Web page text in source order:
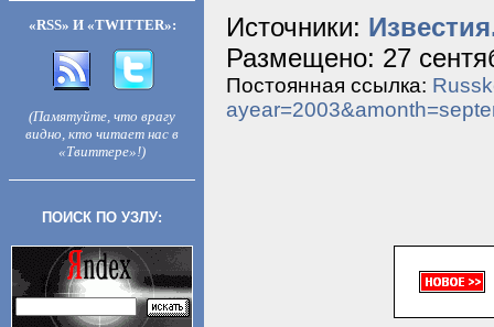
«RSS» И «TWITTER»:
(Памятуйте, что врагу
видно, кто читает нас в
«Твиттере»!)
ПОИСК ПО УЗЛУ:
Источники:
Размещено: 27
Постоянная ссылка: